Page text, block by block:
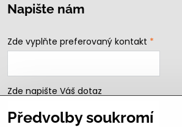
Napište nám
Zde vyplňte preferovaný kontakt *
Zde napište Váš dotaz
Předvolby soukromí